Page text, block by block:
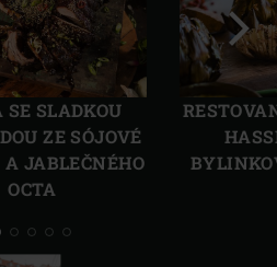
SE SLADKOU
ZE SÓJOVÉ
JABLEČNÉHO
OCTA
Další